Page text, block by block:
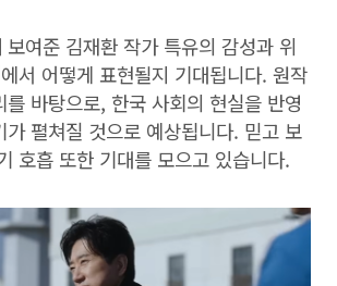
여준 김재환 작가 특유의 감성과 위
서 어떻게 표현될지 기대됩니다. 원작
를 바탕으로, 한국 사회의 현실을 반영
가 펼쳐질 것으로 예상됩니다. 믿고 보
호흡 또한 기대를 모으고 있습니다.